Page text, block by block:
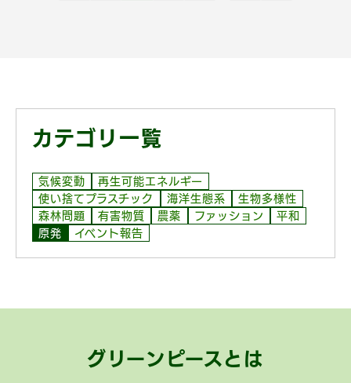
カテゴリ一覧
気候変動
再生可能エネルギー
使い捨てプラスチック
海洋生態系
生物多様性
森林問題
有害物質 農薬 ファッション
平和
原発
イベント報告
グリーンピースとは